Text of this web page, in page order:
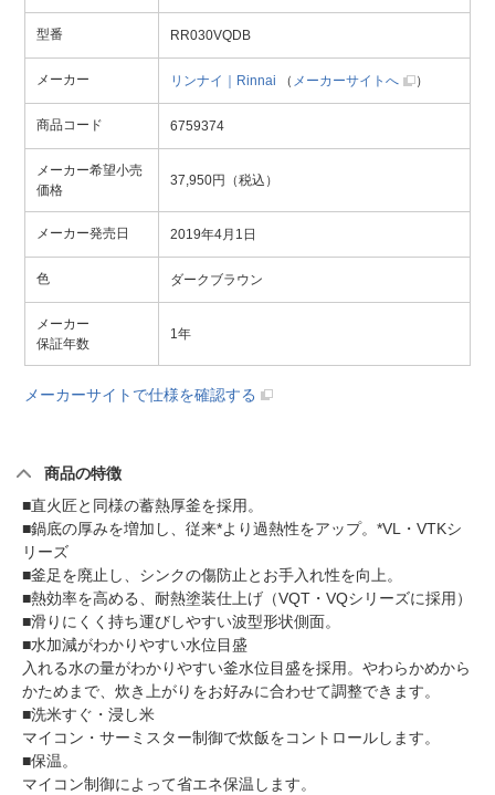
型番 RR030VQDB
メーカー リンナイ｜Rinnai （ メーカーサイトへ ）
商品コード 6759374
メーカー希望小売
価格
37,950円（税込）
メーカー発売日 2019年4月1日
色 ダークブラウン
メーカー
保証年数
1年
メーカーサイトで仕様を確認する
商品の特徴
■直火匠と同様の蓄熱厚釜を採用。
■鍋底の厚みを増加し、従来*より過熱性をアップ。*VL・VTKシ
リーズ
■釜足を廃止し、シンクの傷防止とお手入れ性を向上。
■熱効率を高める、耐熱塗装仕上げ（VQT・VQシリーズに採用）
■滑りにくく持ち運びしやすい波型形状側面。
■水加減がわかりやすい水位目盛
入れる水の量がわかりやすい釜水位目盛を採用。やわらかめから
かためまで、炊き上がりをお好みに合わせて調整できます。
■洗米すぐ・浸し米
マイコン・サーミスター制御で炊飯をコントロールします。
■保温。
マイコン制御によって省エネ保温します。